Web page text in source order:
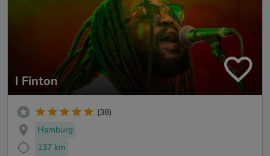
I Finton
(38)
Hamburg
137 km